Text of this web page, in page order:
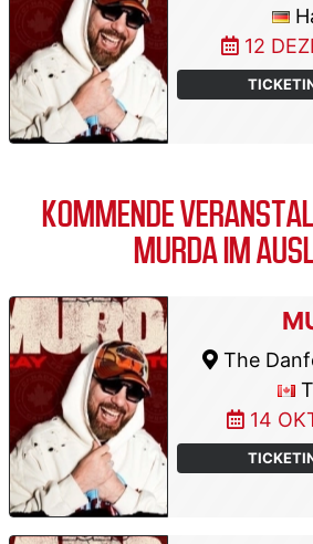
12
KOMMENDE
MURDA IM
The
14